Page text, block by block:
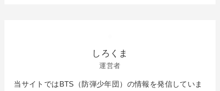
しろくま
運営者
当サイトではBTS（防弾少年団）の情報を発信していま